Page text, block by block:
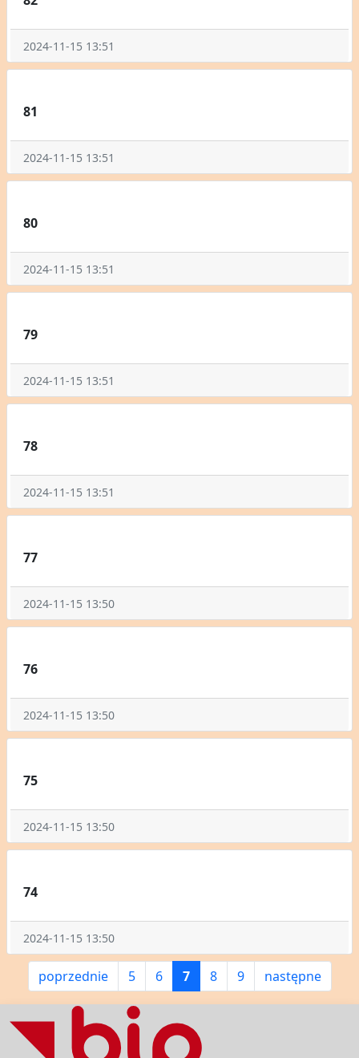
2024-11-15 13:51
81
2024-11-15 13:51
80
2024-11-15 13:51
79
2024-11-15 13:51
78
2024-11-15 13:51
77
2024-11-15 13:50
76
2024-11-15 13:50
75
2024-11-15 13:50
74
2024-11-15 13:50
poprzednie 5 6 7 8 9 następne